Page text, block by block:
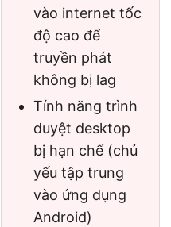
vào internet tốc
độ cao để
truyền phát
không bị lag
Tính năng trình
duyệt desktop
bị hạn chế (chủ
yếu tập trung
vào ứng dụng
Android)